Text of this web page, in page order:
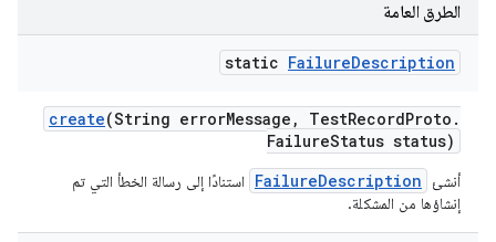
الطرق العامة
static FailureDescription
create(String errorMessage , TestRecordProto .
FailureStatus status)
أنشئ FailureDescription
استنادًا إلى رسالة الخطأ التي تم
إنشاؤها من المشكلة.